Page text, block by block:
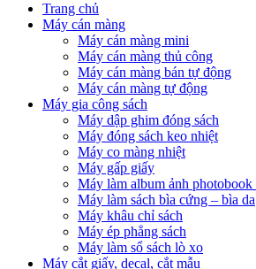
Trang chủ
Máy cán màng
Máy cán màng mini
Máy cán màng thủ công
Máy cán màng bán tự động
Máy cán màng tự động
Máy gia công sách
Máy dập ghim đóng sách
Máy đóng sách keo nhiệt
Máy co màng nhiệt
Máy gấp giấy
Máy làm album ảnh photobook
Máy làm sách bìa cứng – bìa da
Máy khâu chỉ sách
Máy ép phẳng sách
Máy làm sổ sách lò xo
Máy cắt giấy, decal, cắt mẫu